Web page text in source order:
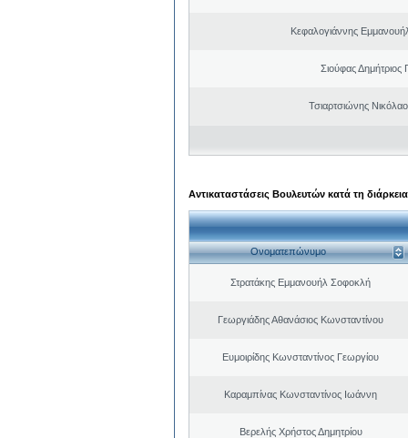
Κεφαλογιάννης
Σιούφας Δημήτριος
Τσιαρτσιώνης
Αντικαταστάσεις Βουλευτών κατά τη
Ονοματεπώνυμο
Στρατάκης Εμμανουήλ Σοφοκλή
Γεωργιάδης Αθανάσιος Κωνσταντίνου
Ευμοιρίδης Κωνσταντίνος Γεωργίου
Καραμπίνας Κωνσταντίνος Ιωάννη
Βερελής Χρήστος Δημητρίου